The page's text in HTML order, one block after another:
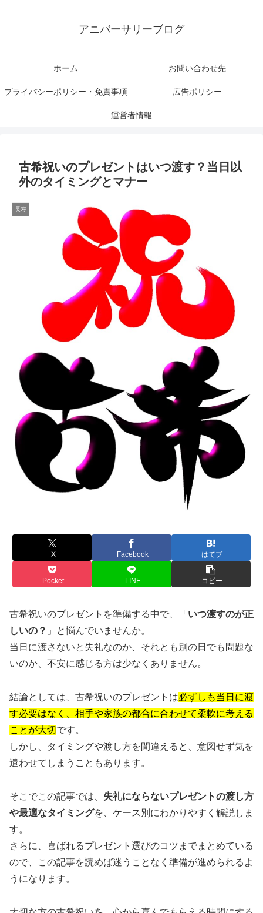
アニバーサリーブログ
ホーム お問い合わせ先
プライバシーポリシー・免責事項 広告ポリシー
運営者情報
古希祝いのプレゼントはいつ渡す？当日以
外のタイミングとマナー
長寿
X Facebook はてブ
Pocket LINE コピー
古希祝いのプレゼントを準備する中で、「 いつ渡すのが正
しいの？ 」と悩んでいませんか。
当日に渡さないと失礼なのか、それとも別の日でも問題な
いのか、不安に感じる方は少なくありません。
結論としては、古希祝いのプレゼントは必ずしも当日に渡
す必要はなく、相手や家族の都合に合わせて柔軟に考える
ことが大切です。
しかし、タイミングや渡し方を間違えると、意図せず気を
遣わせてしまうこともあります。
そこでこの記事では、 失礼にならないプレゼントの渡し方
や最適なタイミングを、ケース別にわかりやすく解説しま
す。
さらに、喜ばれるプレゼント選びのコツまでまとめている
ので、この記事を読めば迷うことなく準備が進められるよ
うになります。